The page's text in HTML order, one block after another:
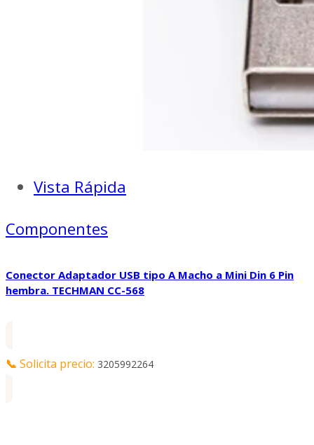
Vista Rápida
Componentes
Conector Adaptador USB tipo A Macho a Mini Din 6 Pin
hembra. TECHMAN CC-568
📞 Solicita precio: 3205992264